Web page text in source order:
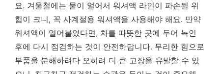
요. 겨울철에는 물이 얼어서 워셔액 라인이 파손될 위
험이 크니, 꼭 사계절용 워셔액을 사용해야 해요. 만약
워셔액이 얼어붙었다면, 차를 따뜻한 곳에 두어 녹인
후에 다시 점검하는 것이 안전하답니다. 무리한 힘으로
부품을 분해하려다 오히려 더 큰 고장을 유발할 수 있